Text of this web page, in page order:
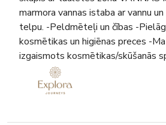
marmora vannas istaba ar vannu
telpu. -Peldmēteļi un čības -
kosmētikas un higiēnas preces -
izgaismots kosmētikas/skūšanās